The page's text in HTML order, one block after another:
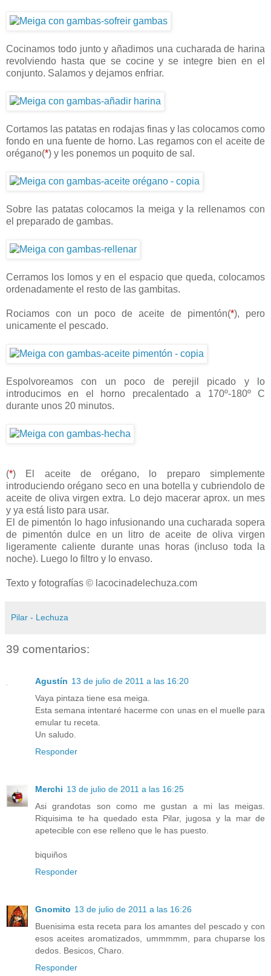
Cocinamos todo junto y añadimos una cucharada de harina
revolviendo hasta que se cocine y se integre bien en el
conjunto. Salamos y dejamos enfriar.
Cortamos las patatas en rodajas finas y las colocamos como
fondo en una fuente de horno. Las regamos con el aceite de
orégano(*) y les ponemos un poquito de sal.
Sobre las patatas colocamos la meiga y la rellenamos con
el preparado de gambas.
Cerramos los lomos y en el espacio que queda, colocamos
ordenadamente el resto de las gambitas.
Rociamos con un poco de aceite de pimentón(*), pero
unicamente el pescado.
Espolvoreamos con un poco de perejil picado y lo
introducimos en el horno precalentado a 170º-180º C
durante unos 20 minutos.
(*) El aceite de orégano, lo preparo simplemente
introduciendo orégano seco en una botella y cubriendolo de
aceite de oliva virgen extra. Lo dejo macerar aprox. un mes
y ya está listo para usar.
El de pimentón lo hago infusionando una cucharada sopera
de pimentón dulce en un litro de aceite de oliva virgen
ligeramente caliente durante unas horas (incluso toda la
noche). Luego lo filtro y lo envaso.
Texto y fotografías © lacocinadelechuza.com
Pilar - Lechuza
39 comentarios:
Agustín 13 de julio de 2011 a las 16:20
Vaya pintaza tiene esa meiga.
Esta semana intentaré hacerme con unas en el muelle para
emular tu receta.
Un saludo.
Responder
Merchi 13 de julio de 2011 a las 16:25
Asi grandotas son como me gustan a mi las meigas.
Riquisima te ha quedado esta Pilar, jugosa y la mar de
apetecible con ese relleno que le has puesto.
biquiños
Responder
Gnomito 13 de julio de 2011 a las 16:26
Buenisima esta receta para los amantes del pescado y con
esos aceites aromatizados, ummmmm, para chuparse los
dedos. Besicos, Charo.
Responder